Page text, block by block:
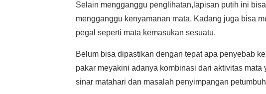
Selain mengganggu penglihatan,lapisan putih ini
mengganggu kenyamanan mata. Kadang juga bisa
pegal seperti mata kemasukan sesuatu.
Belum bisa dipastikan dengan tepat apa penyebab
pakar meyakini adanya kombinasi dari aktivitas
sinar matahari dan masalah penyimpangan